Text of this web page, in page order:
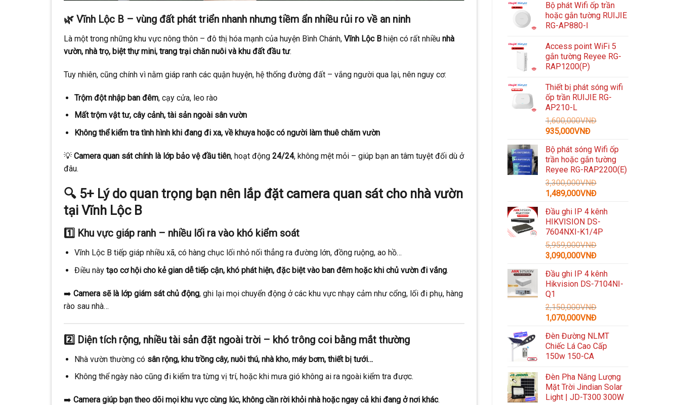
🌿 Vĩnh Lộc B – vùng đất phát triển nhanh nhưng tiềm ẩn nhiều rủi ro về an ninh
Là một trong những khu vực nông thôn – đô thị hóa mạnh của huyện Bình Chánh, Vĩnh Lộc B hiện có rất nhiều nhà
vườn, nhà trọ, biệt thự mini, trang trại chăn nuôi và khu đất đầu tư.
Tuy nhiên, cũng chính vì nằm giáp ranh các quận huyện, hệ thống đường đất – vắng người qua lại, nên nguy cơ:
Trộm đột nhập ban đêm, cạy cửa, leo rào
Mất trộm vật tư, cây cảnh, tài sản ngoài sân vườn
Không thể kiểm tra tình hình khi đang đi xa, về khuya hoặc có người làm thuê chăm vườn
💡 Camera quan sát chính là lớp bảo vệ đầu tiên, hoạt động 24/24, không mệt mỏi – giúp bạn an tâm tuyệt đối dù ở
đâu.
🔍 5+ Lý do quan trọng bạn nên lắp đặt camera quan sát cho nhà vườn
tại Vĩnh Lộc B
1️⃣ Khu vực giáp ranh – nhiều lối ra vào khó kiểm soát
Vĩnh Lộc B tiếp giáp nhiều xã, có hàng chục lối nhỏ nối thẳng ra đường lớn, đồng ruộng, ao hồ…
Điều này tạo cơ hội cho kẻ gian dễ tiếp cận, khó phát hiện, đặc biệt vào ban đêm hoặc khi chủ vườn đi vắng.
➡️ Camera sẽ là lớp giám sát chủ động, ghi lại mọi chuyển động ở các khu vực nhạy cảm như cổng, lối đi phụ, hàng
rào sau nhà…
2️⃣ Diện tích rộng, nhiều tài sản đặt ngoài trời – khó trông coi bằng mắt thường
Nhà vườn thường có sân rộng, khu trồng cây, nuôi thú, nhà kho, máy bơm, thiết bị tưới…
Không thể ngày nào cũng đi kiểm tra từng vị trí, hoặc khi mưa gió không ai ra ngoài kiểm tra được.
➡️ Camera giúp bạn theo dõi mọi khu vực cùng lúc, không cần rời khỏi nhà hoặc ngay cả khi đang ở nơi khác.
Bộ phát Wifi ốp trần
hoặc gắn tường RUIJIE
RG-AP880-I
Access point WiFi 5
gắn tường Reyee RG-
RAP1200(P)
Thiết bị phát sóng wifi
ốp trần RUIJIE RG-
AP210-L
1,600,000VNĐ
Giá
là:
1,600,000VNĐ.
935,000VNĐGiá
tại
là:
935,000VNĐ.
Bộ phát sóng Wifi ốp
trần hoặc gắn tường
Reyee RG-RAP2200(E)
3,300,000VNĐ
Giá
là:
3,300,000VNĐ.
1,489,000VNĐGiá
tại
là:
1,489,000VNĐ.
Đầu ghi IP 4 kênh
HIKVISION DS-
7604NXI-K1/4P
5,959,000VNĐ
Giá
là:
5,959,000VNĐ.
3,090,000VNĐGiá
tại
là:
Đầu ghi IP 4 kênh
Hikvision DS-7104NI-
Q1
2,150,000VNĐ
Giá
là:
2,150,000VNĐ.
1,070,000VNĐGiá
tại
là:
Đèn Đường NLMT
Chiếc Lá Cao Cấp
150w 150-CA
Đèn Pha Năng Lượng
Mặt Trời Jindian Solar
Light | JD-T300 300W